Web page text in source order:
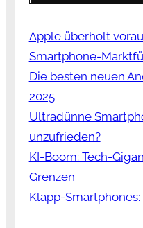
Apple überholt
Smartphone-
Die besten neuen
2025
Ultradünne
unzufrieden?
KI-Boom: Tech-
Grenzen
Klapp-